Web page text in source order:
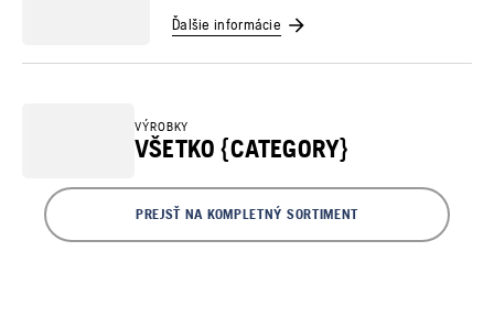
Ďalšie informácie
VÝROBKY
VŠETKO {CATEGORY}
PREJSŤ NA KOMPLETNÝ SORTIMENT